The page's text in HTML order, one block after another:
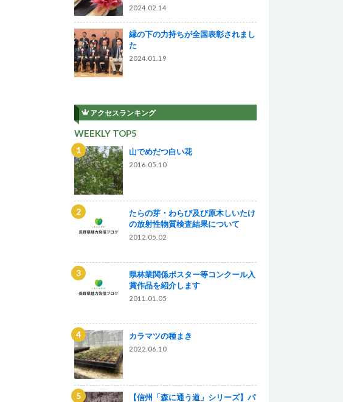
2024.02.14
縁の下の力持ちが全国表彰されまし
た
2024.01.19
アクセスランキング
WEEKLY TOP5
山でめだつ白い花
2016.05.10
たらの芽・わらび及び原木しいたけ
の放射性物質検査結果について
2012.05.02
県林業関係ポスター等コンクール入
賞作品を紹介します
2011.01.05
カラマツの種まき
2022.06.10
【信州「森に通う道」シリーズ】パ